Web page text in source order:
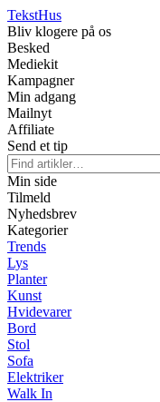
TekstHus
Bliv klogere på os
Besked
Mediekit
Kampagner
Min adgang
Mailnyt
Affiliate
Send et tip
Min side
Tilmeld
Nyhedsbrev
Kategorier
Trends
Lys
Planter
Kunst
Hvidevarer
Bord
Stol
Sofa
Elektriker
Walk In